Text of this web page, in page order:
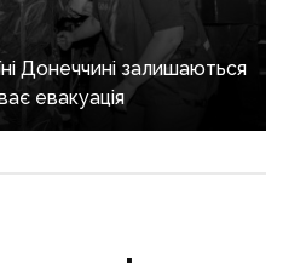
Донеччині залишаються
евакуація